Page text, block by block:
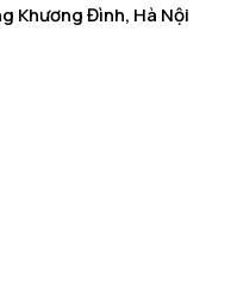
Khương Đình, Hà Nội